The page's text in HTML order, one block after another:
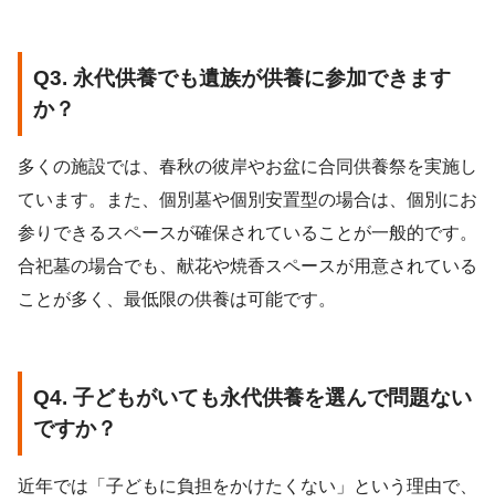
Q3. 永代供養でも遺族が供養に参加できます
か？
多くの施設では、春秋の彼岸やお盆に合同供養祭を実施し
ています。また、個別墓や個別安置型の場合は、個別にお
参りできるスペースが確保されていることが一般的です。
合祀墓の場合でも、献花や焼香スペースが用意されている
ことが多く、最低限の供養は可能です。
Q4. 子どもがいても永代供養を選んで問題ない
ですか？
近年では「子どもに負担をかけたくない」という理由で、